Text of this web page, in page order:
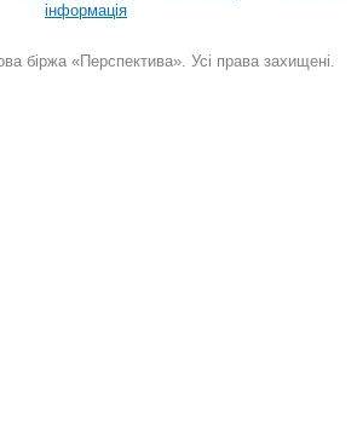
інформація
біржа «Перспектива». Усі права захищені.